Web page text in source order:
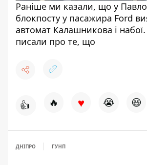
Раніше ми казали, що у
блокпосту у пасажира Ford
автомат Калашникова і набої.
писали про те, що
👍 🔥 ♥ 😭 😆
ДНІПРО ГУНП